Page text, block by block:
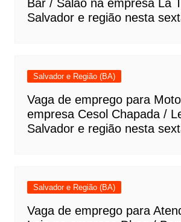
Bar / Salão na empresa La
Salvador e região nesta
Salvador e Região (BA)
Vaga de emprego para
empresa Cesol Chapada /
Salvador e região nesta
Salvador e Região (BA)
Vaga de emprego para